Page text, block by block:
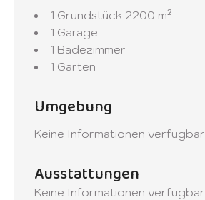
1 Grundstück 2200 m²
1 Garage
1 Badezimmer
1 Garten
Umgebung
Keine Informationen verfügbar
Ausstattungen
Keine Informationen verfügbar